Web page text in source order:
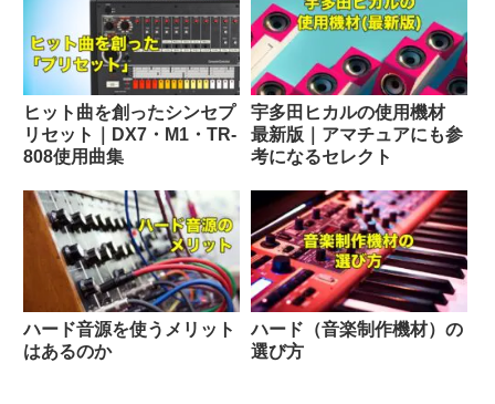
ヒット曲を創ったシンセプ
リセット｜DX7・M1・TR-
808使用曲集
宇多田ヒカルの使用機材
最新版｜アマチュアにも参
考になるセレクト
ハード音源を使うメリット
はあるのか
ハード（音楽制作機材）の
選び方